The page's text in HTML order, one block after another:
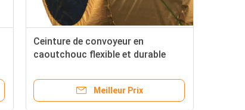
Ceinture de convoyeur en
caoutchouc flexible et durable
matériaux
Meilleur Prix